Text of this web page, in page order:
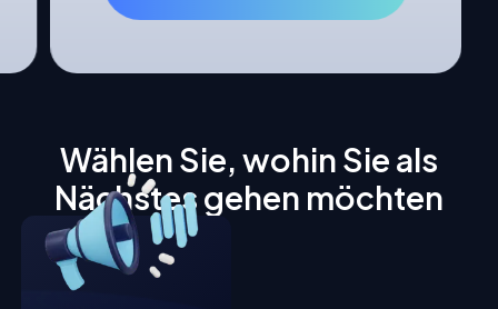
Wählen Sie, wohin Sie als
Nächstes gehen möchten